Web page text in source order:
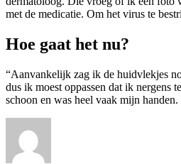
met de medicatie. Om het virus te
Hoe gaat het nu?
“Aanvankelijk zag ik de huidvlekjes
dus ik moest oppassen dat ik nergens
schoon en was heel vaak mijn